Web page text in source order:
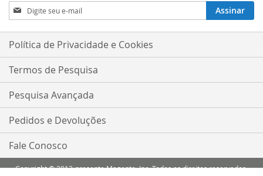
Inscreva-
se
na
nossa
Assinar
Política de Privacidade e Cookies
Termos de Pesquisa
Pesquisa Avançada
Pedidos e Devoluções
Fale Conosco
Copyright © 2013-presente Magento, Inc. Todos os direitos reservados.